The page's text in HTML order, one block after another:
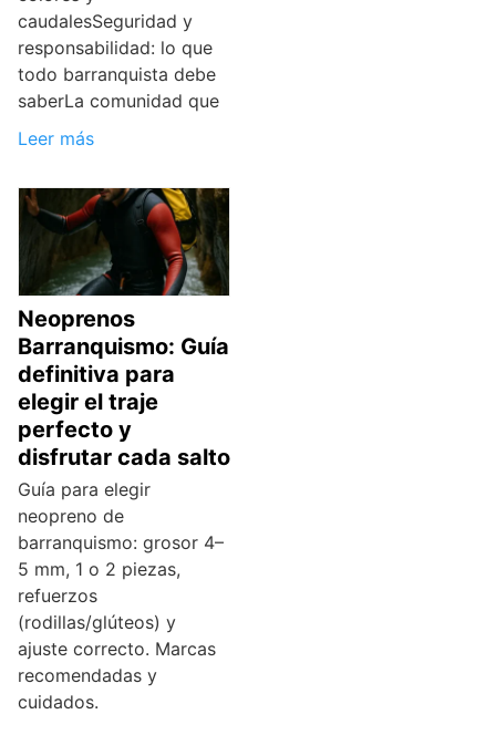
caudalesSeguridad y
responsabilidad: lo que
todo barranquista debe
saberLa comunidad que
Leer más
Neoprenos
Barranquismo: Guía
definitiva para
elegir el traje
perfecto y
disfrutar cada salto
Guía para elegir
neopreno de
barranquismo: grosor 4–
5 mm, 1 o 2 piezas,
refuerzos
(rodillas/glúteos) y
ajuste correcto. Marcas
recomendadas y
cuidados.